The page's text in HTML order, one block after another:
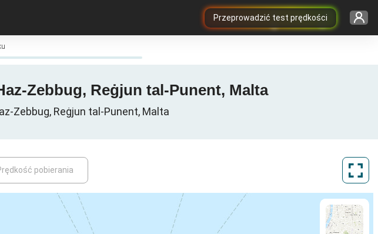
Przeprowadzić test prędkości
Zebbug, Reġjun tal-Punent, Malta
Zebbug, Reġjun tal-Punent, Malta
pobierania